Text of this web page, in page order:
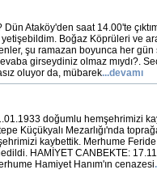
Ataköy'den saat 14.00'te
Boğaz Köprüleri ve
şu ramazan boyunca her gün
girseydiniz olmaz mıydı?.
oluyor da, mübarek...devamı
doğumlu hemşehrimizi
Küçükyalı Mezarlığı'nda
kaybettik. Merhume Feride
HAMİYET CANBEKTE:
Hamiyet Hanım'ın cenazesi